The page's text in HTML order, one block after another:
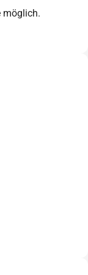
möglich.